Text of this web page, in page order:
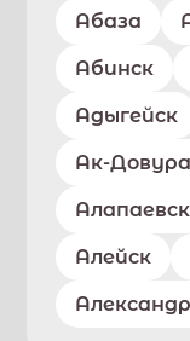
Абаза
Абинск
Адыгейск
Ак-
Алапаевск
Алейск